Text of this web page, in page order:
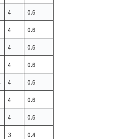
4 0.6
4 0.6
4 0.6
4 0.6
4 0.6
4 0.6
4 0.6
3 0.4